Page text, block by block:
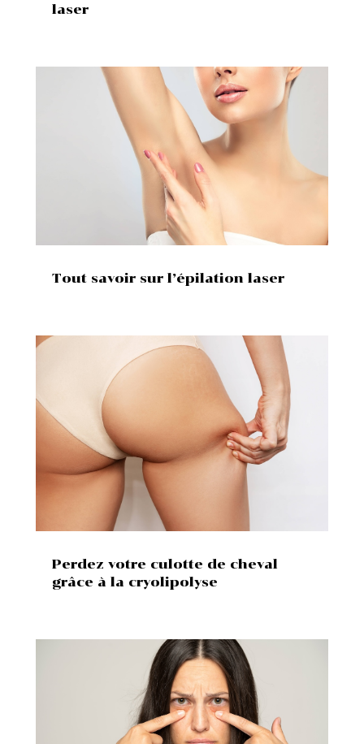
laser
Tout savoir sur l’épilation laser
Perdez votre culotte de cheval
grâce à la cryolipolyse